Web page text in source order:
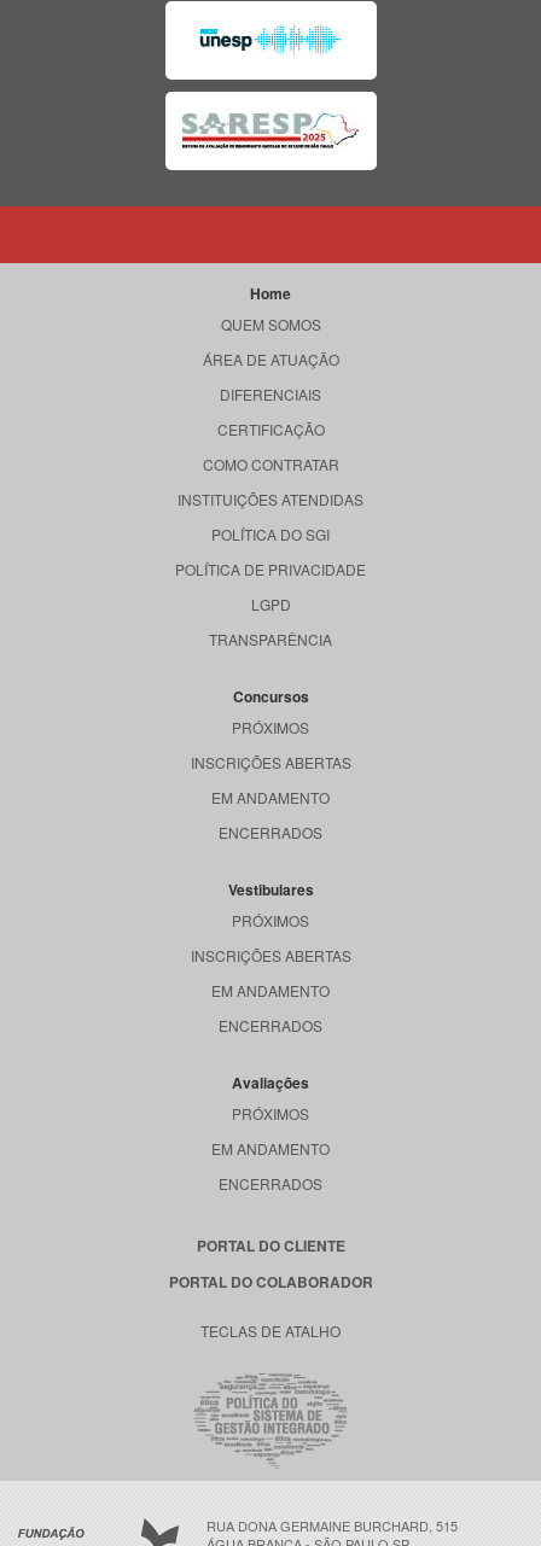
Home
QUEM SOMOS
ÁREA DE ATUAÇÃO
DIFERENCIAIS
CERTIFICAÇÃO
COMO CONTRATAR
INSTITUIÇÕES ATENDIDAS
POLÍTICA DO SGI
POLÍTICA DE PRIVACIDADE
LGPD
TRANSPARÊNCIA
Concursos
PRÓXIMOS
INSCRIÇÕES ABERTAS
EM ANDAMENTO
ENCERRADOS
Vestibulares
PRÓXIMOS
INSCRIÇÕES ABERTAS
EM ANDAMENTO
ENCERRADOS
Avaliações
PRÓXIMOS
EM ANDAMENTO
ENCERRADOS
PORTAL DO CLIENTE
PORTAL DO COLABORADOR
TECLAS DE ATALHO
RUA DONA GERMAINE BURCHARD, 515